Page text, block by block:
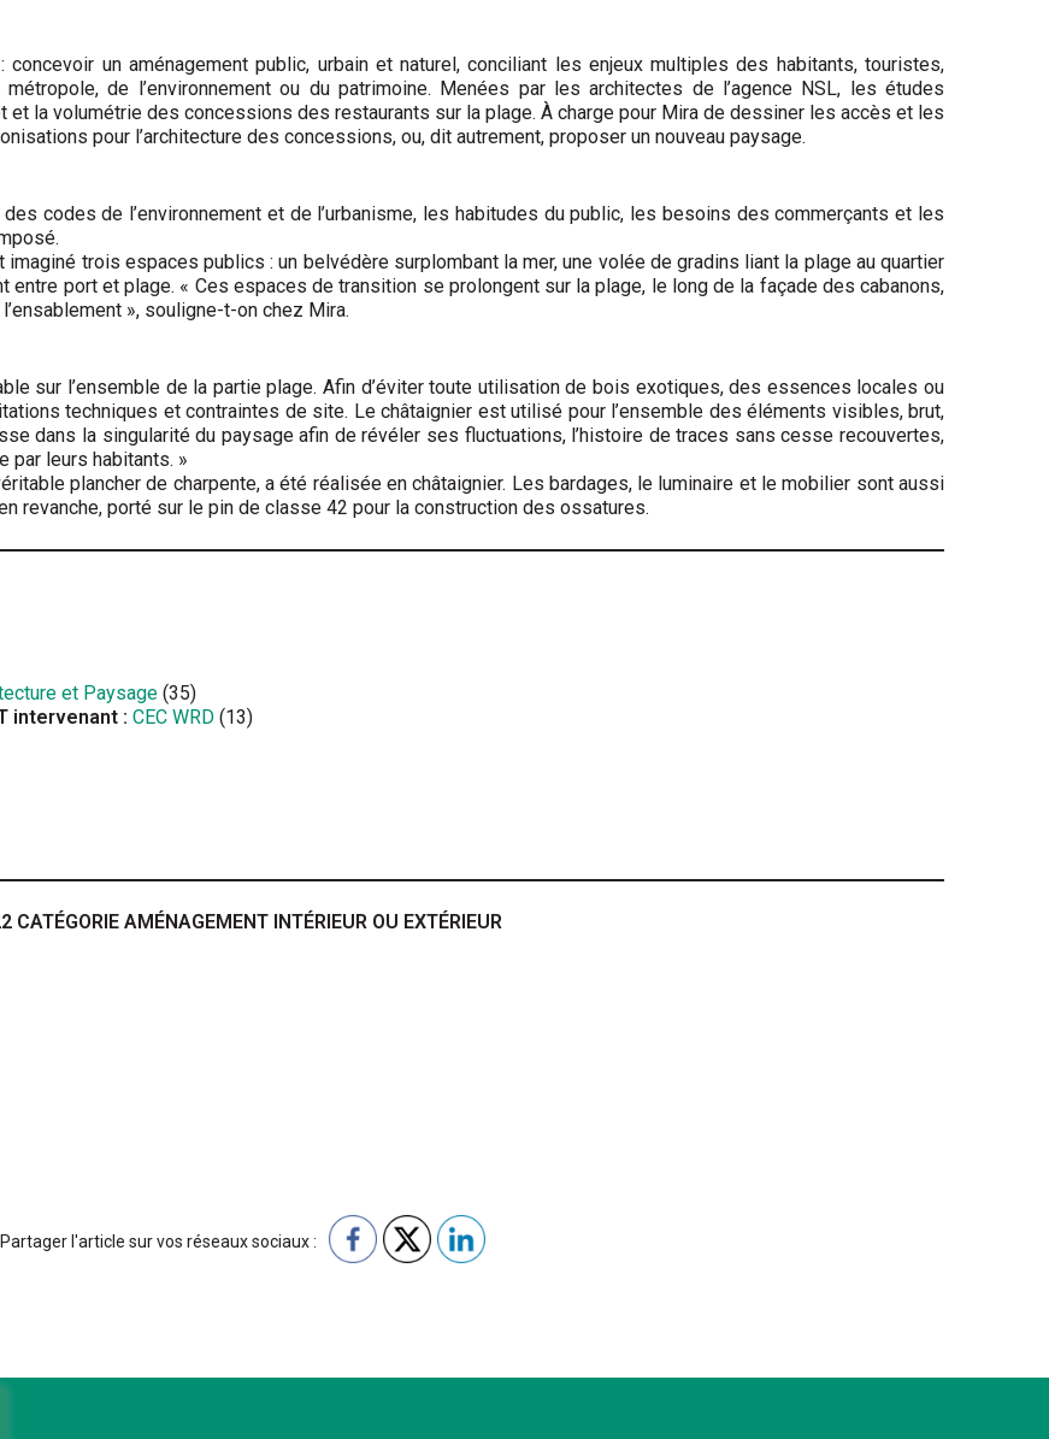
un aménagement public, urbain et naturel, conciliant les enjeux multiples des habitants, touristes,
de l’environnement ou du patrimoine. Menées par les architectes de l’agence NSL, les études
la volumétrie des concessions des restaurants sur la plage. À charge pour Mira de dessiner les accès et les
pour l’architecture des concessions, ou, dit autrement, proposer un nouveau paysage.
codes de l’environnement et de l’urbanisme, les habitudes du public, les besoins des commerçants et les
trois espaces publics : un belvédère surplombant la mer, une volée de gradins liant la plage au quartier
entre port et plage. « Ces espaces de transition se prolongent sur la plage, le long de la façade des cabanons,
», souligne-t-on chez Mira.
sur l’ensemble de la partie plage. Afin d’éviter toute utilisation de bois exotiques, des essences locales ou
techniques et contraintes de site. Le châtaignier est utilisé pour l’ensemble des éléments visibles, brut,
dans la singularité du paysage afin de révéler ses fluctuations, l’histoire de traces sans cesse recouvertes,
par leurs habitants. »
plancher de charpente, a été réa­lisée en châtaignier. Les bardages, le luminaire et le mobilier sont aussi
revanche, porté sur le pin de classe 42 pour la construction des ossa­tures.
et Paysage (35)
intervenant : CEC WRD (13)
AMÉNAGEMENT INTÉRIEUR OU EXTÉRIEUR
Partager l'article sur vos réseaux sociaux :